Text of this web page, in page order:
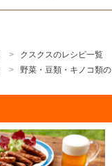
クスクスのレシピ一覧
野菜・豆類・キノコ類